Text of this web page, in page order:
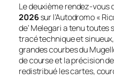
Le deuxième rendez-vous
2026sur l’Autodromo «
de’ Melegari a tenu toutes
tracé technique et
grandes courbes du
de course et la précision
redistribué les cartes,